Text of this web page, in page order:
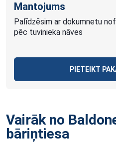
Mantojums
Palīdzēsim ar dokumnetu
pēc tuvinieka nāves
PIETEIKT
Vairāk no
bāriņtiesa